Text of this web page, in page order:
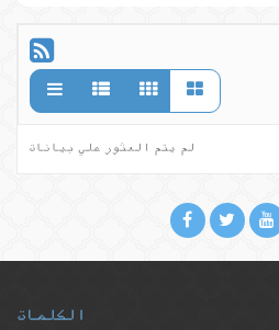
لم يتم العثور علي بيانات
الكلمات